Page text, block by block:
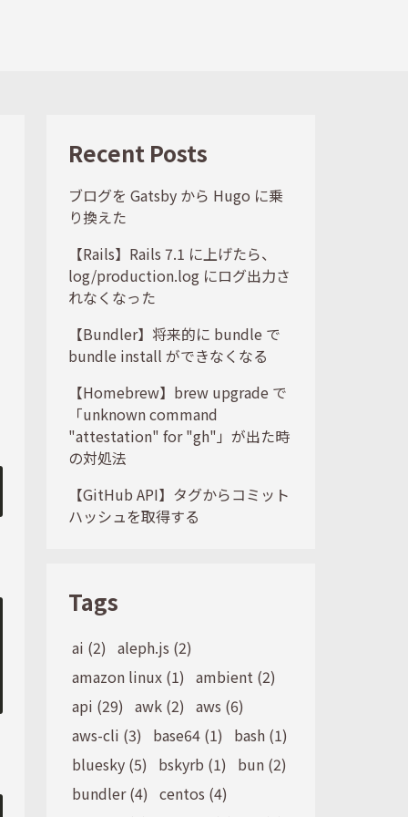
Recent Posts
ブログを Gatsby から Hugo に乗
り換えた
【Rails】Rails 7.1 に上げたら、
log/production.log にログ出力さ
れなくなった
【Bundler】将来的に bundle で
bundle install ができなくなる
【Homebrew】brew upgrade で
「unknown command
"attestation" for "gh"」が出た時
の対処法
【GitHub API】タグからコミット
ハッシュを取得する
Tags
ai (2) aleph.js (2)
amazon linux (1) ambient (2)
api (29) awk (2) aws (6)
aws-cli (3)
base64 (1)
bash (1)
bluesky (5)
bskyrb (1)
bun (2)
bundler (4) centos (4)